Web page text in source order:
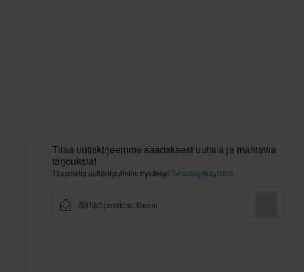
Tilaa uutiskirjeemme saadaksesi uutisia ja mahtavia
tarjouksia!
Tilaamalla uutiskirjeemme hyväksytTietosuojakäytäntö